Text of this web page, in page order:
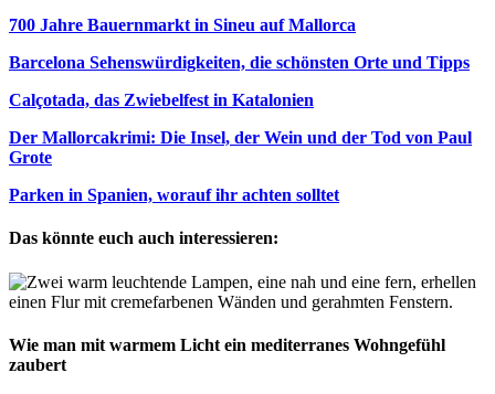
700 Jahre Bauernmarkt in Sineu auf Mallorca
Barcelona Sehenswürdigkeiten, die schönsten Orte und Tipps
Calçotada, das Zwiebelfest in Katalonien
Der Mallorcakrimi: Die Insel, der Wein und der Tod von Paul
Grote
Parken in Spanien, worauf ihr achten solltet
Das könnte euch auch interessieren:
Wie man mit warmem Licht ein mediterranes Wohngefühl
zaubert